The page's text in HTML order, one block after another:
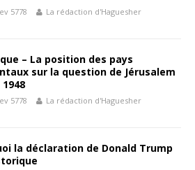
5778 La rédaction d'Haguesher
– La position des pays
sur la question de Jérusalem
5778 La rédaction d'Haguesher
la déclaration de Donald Trump